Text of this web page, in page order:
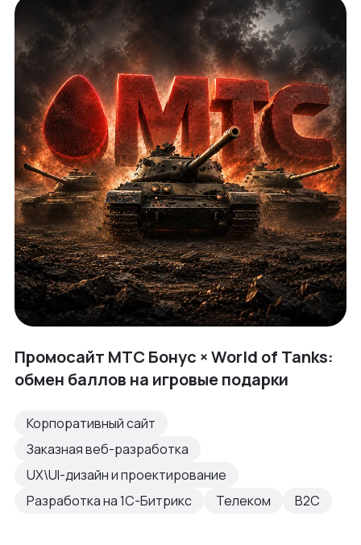
Промосайт МТС Бонус × World of Tanks:
обмен баллов на игровые подарки
Корпоративный сайт
Заказная веб-разработка
UX\UI-дизайн и проектирование
Разработка на 1С-Битрикс
Телеком B2C